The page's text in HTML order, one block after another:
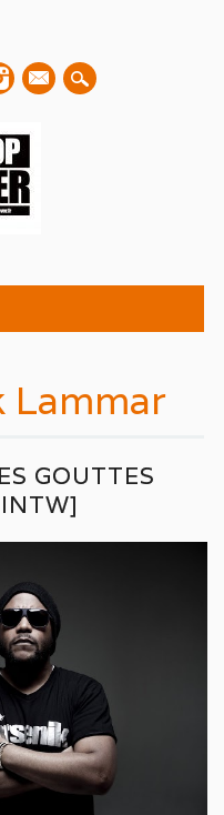
mail
Lammar
GOUTTES